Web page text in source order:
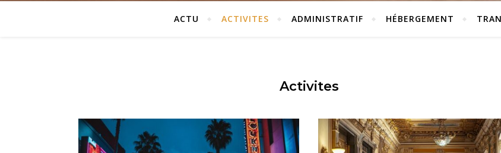
ACTU ACTIVITES ADMINISTRATIF HÉBERGEMENT
Activites